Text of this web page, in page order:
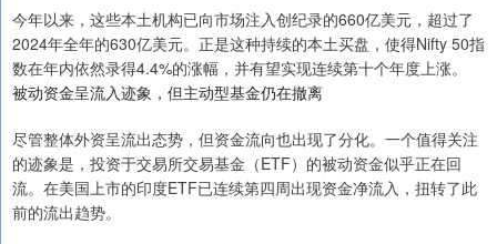
今年以来，这些本土机构已向市场注入创纪录的660亿美元，超过了
2024年全年的630亿美元。正是这种持续的本土买盘，使得Nifty 50指
数在年内依然录得4.4%的涨幅，并有望实现连续第十个年度上涨。
被动资金呈流入迹象，但主动型基金仍在撤离
尽管整体外资呈流出态势，但资金流向也出现了分化。一个值得关注
的迹象是，投资于交易所交易基金（ETF）的被动资金似乎正在回
流。在美国上市的印度ETF已连续第四周出现资金净流入，扭转了此
前的流出趋势。